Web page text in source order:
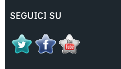
SEGUICI SU